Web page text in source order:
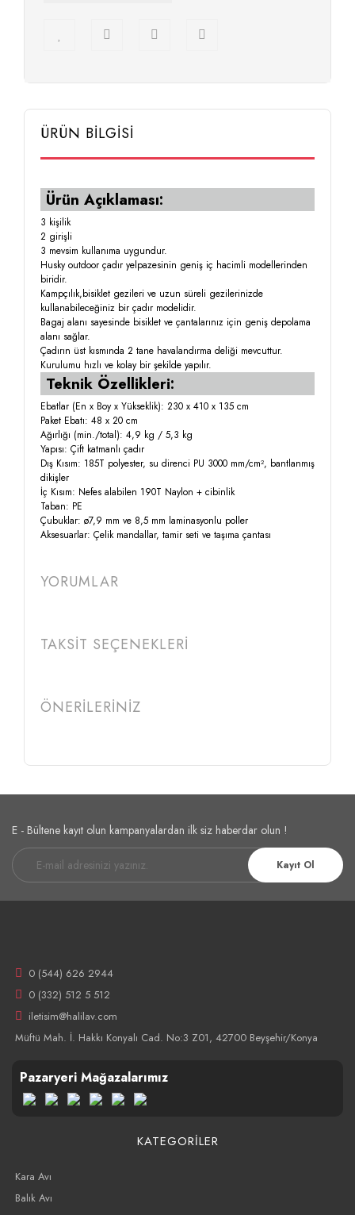
ÜRÜN BİLGİSİ
Ürün Açıklaması:
3 kişilik
2 girişli
3 mevsim kullanıma uygundur.
Husky outdoor çadır yelpazesinin geniş iç hacimli modellerinden
biridir.
Kampçılık,bisiklet gezileri ve uzun süreli gezilerinizde
kullanabileceğiniz bir çadır modelidir.
Bagaj alanı sayesinde bisiklet ve çantalarınız için geniş depolama
alanı sağlar.
Çadırın üst kısmında 2 tane havalandırma deliği mevcuttur.
Kurulumu hızlı ve kolay bir şekilde yapılır.
Teknik Özellikleri:
Ebatlar (En x Boy x Yükseklik): 230 x 410 x 135 cm
Paket Ebatı: 48 x 20 cm
Ağırlığı (min./total): 4,9 kg / 5,3 kg
Yapısı: Çift katmanlı çadır
Dış Kısım: 185T polyester, su direnci PU 3000 mm/cm², bantlanmış
dikişler
İç Kısım: Nefes alabilen 190T Naylon + cibinlik
Taban: PE
Çubuklar: ø7,9 mm ve 8,5 mm laminasyonlu poller
Aksesuarlar: Çelik mandallar, tamir seti ve taşıma çantası
YORUMLAR
TAKSİT SEÇENEKLERİ
ÖNERİLERİNİZ
E - Bültene kayıt olun kampanyalardan ilk siz haberdar olun !
Kayıt Ol
0 (544) 626 2944
0 (332) 512 5 512
iletisim@halilav.com
Müftü Mah. İ. Hakkı Konyalı Cad. No:3 Z01, 42700 Beyşehir/Konya
Pazaryeri Mağazalarımız
KATEGORİLER
Kara Avı
Balık Avı